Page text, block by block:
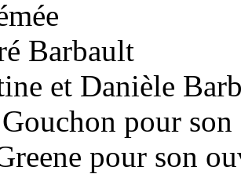
Barbault
et Danièle
pour
pour son